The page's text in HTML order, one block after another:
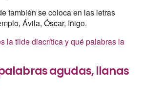
también se coloca en las letras
Ávila, Óscar, Iñigo.
la tilde diacrítica y qué palabras la
agudas, llanas